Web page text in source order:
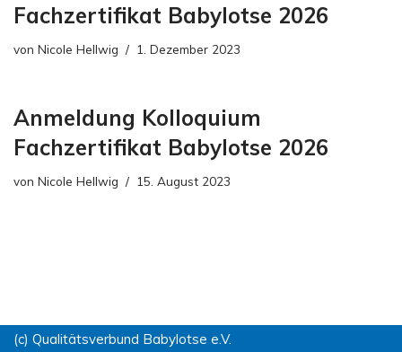
Fachzertifikat Babylotse 2026
von Nicole Hellwig 1. Dezember 2023
Anmeldung Kolloquium
Fachzertifikat Babylotse 2026
von Nicole Hellwig 15. August 2023
(c) Qualitätsverbund Babylotse e.V.